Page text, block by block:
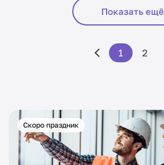
Показать ещё
1 2
Скоро праздник